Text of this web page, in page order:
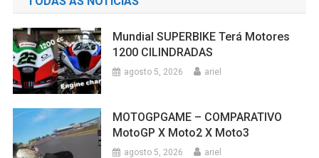
Mundial SUPERBIKE Terá Motores
1200 CILINDRADAS
agosto 5, 2026 ariel
MOTOGPGAME – COMPARATIVO
MotoGP X Moto2 X Moto3
agosto 5, 2026 ariel